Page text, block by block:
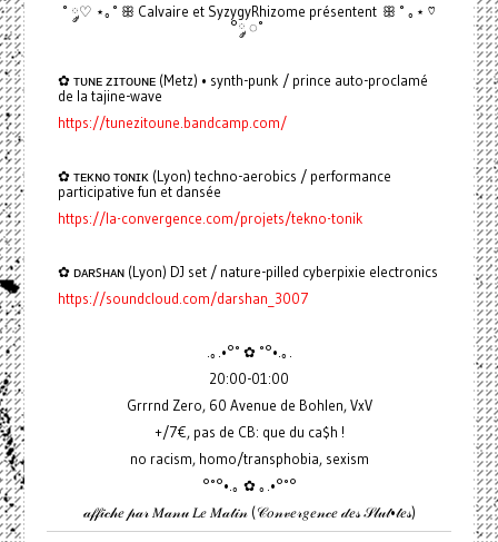
˚ ◌༘♡ ⋆｡˚ ꕥ Calvaire et SyzygyRhizome présentent ꕥ ˚ ｡⋆ ♡
°༘ ◌˚
✿ ᴛᴜɴᴇ ᴢɪᴛᴏᴜɴᴇ (Metz) • synth-punk / prince auto-proclamé
de la tajine-wave
https://tunezitoune.bandcamp.com/
✿ ᴛᴇᴋɴᴏ ᴛᴏɴɪᴋ (Lyon) techno-aerobics / performance
participative fun et dansée
https://la-convergence.com/projets/tekno-tonik
✿ ᴅᴀʀꜱʜᴀɴ (Lyon) DJ set / nature-pilled cyberpixie electronics
https://soundcloud.com/darshan_3007
.｡.•°˚ ✿ ˚°•.｡.
20:00-01:00
Grrrnd Zero, 60 Avenue de Bohlen, VxV
+/7€, pas de CB: que du ca$h !
no racism, homo/transphobia, sexism
°˚°•.｡ ✿ ｡.•°˚°
𝒶𝒻𝒻𝒾𝒸𝒽𝑒 𝓅𝒶𝓇 𝑀𝒶𝓃𝓊 𝐿𝑒 𝑀𝒶𝓉𝒾𝓃 (𝒞𝑜𝓃𝓋𝑒𝓇𝑔𝑒𝓃𝒸𝑒 𝒹𝑒𝓈 𝒮𝓁𝓊𝓉•𝓉𝑒𝓈)